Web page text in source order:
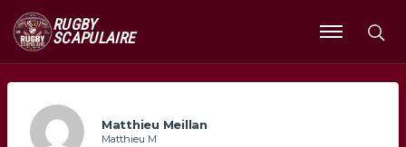
RUGBY
SCAPULAIRE
Ouvrir
le
Matthieu Meillan
Matthieu M